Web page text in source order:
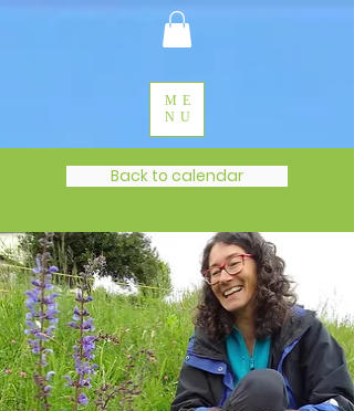
ME
NU
Back to calendar